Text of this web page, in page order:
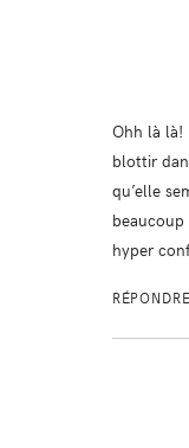
Ohh là là!
blottir
qu’elle
hyper
RÉPONDRE